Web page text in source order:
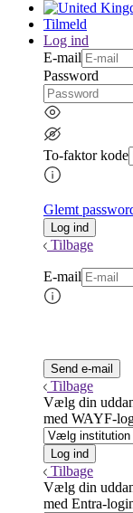
Tilmeld
Log ind
E-mail
Password
To-faktor kode
Glemt
Tilbage
E-mail
Tilbage
Vælg din
med WAYF-
Tilbage
Vælg din
med Entra-